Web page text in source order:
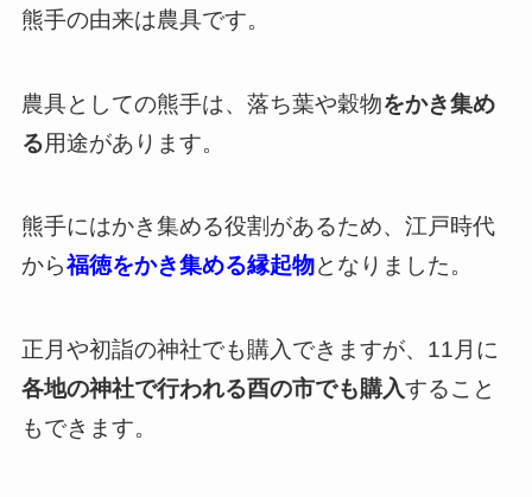
熊手の由来は農具です。
農具としての熊手は、落ち葉や穀物をかき集め
る用途があります。
熊手にはかき集める役割があるため、江戸時代
から福徳をかき集める縁起物となりました。
正月や初詣の神社でも購入できますが、11月に
各地の神社で行われる酉の市でも購入すること
もできます。